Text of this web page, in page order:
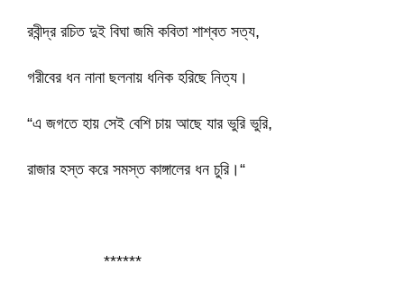
রবীন্দ্র রচিত দুই বিঘা জমি কবিতা শাশ্বত সত্য,
গরীবের ধন নানা ছলনায় ধনিক হরিছে নিত্য।
“এ জগতে হায় সেই বেশি চায় আছে যার ভুরি ভুরি,
রাজার হস্ত করে সমস্ত কাঙ্গালের ধন চুরি।“
******